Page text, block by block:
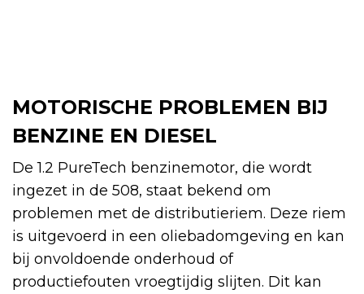
MOTORISCHE PROBLEMEN BIJ
BENZINE EN DIESEL
De 1.2 PureTech benzinemotor, die wordt
ingezet in de 508, staat bekend om
problemen met de distributieriem. Deze riem
is uitgevoerd in een oliebadomgeving en kan
bij onvoldoende onderhoud of
productiefouten vroegtijdig slijten. Dit kan